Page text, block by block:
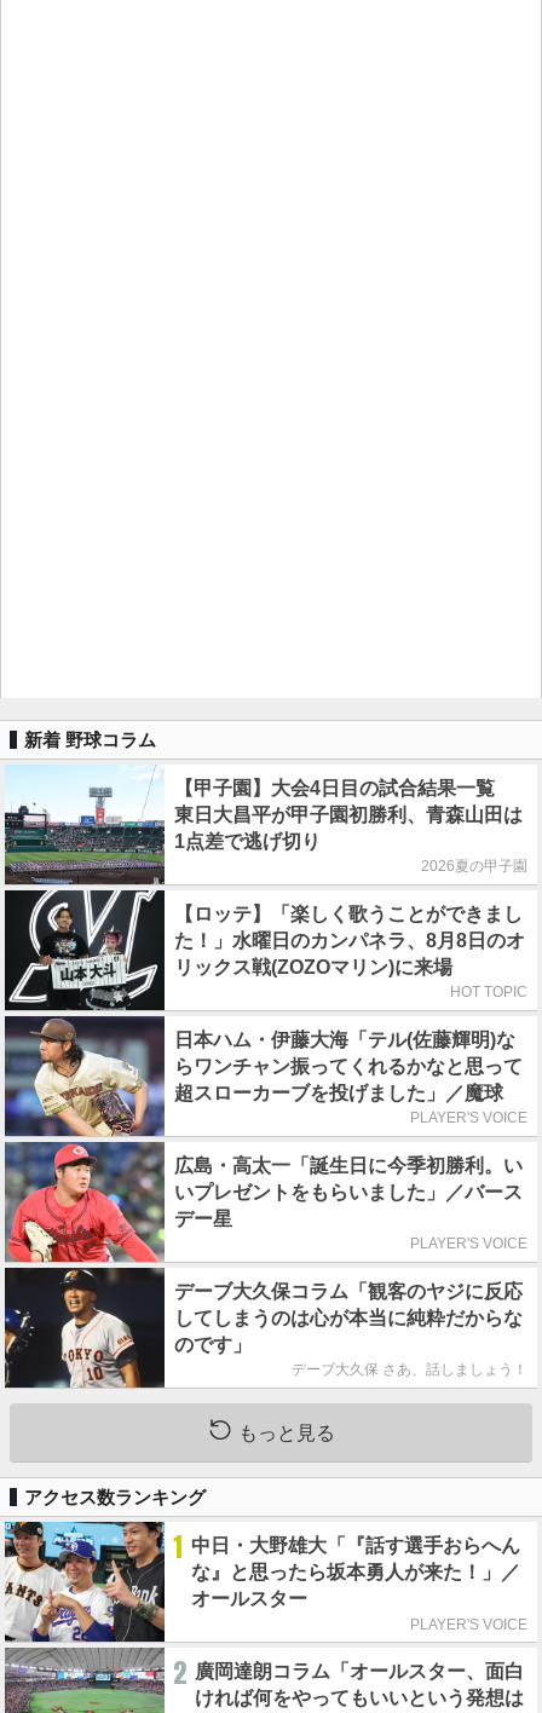
新着 野球コラム
【甲子園】大会4日目の試合結果一覧
東日大昌平が甲子園初勝利、青森山田は
1点差で逃げ切り
2026夏の甲子園
【ロッテ】「楽しく歌うことができまし
た！」水曜日のカンパネラ、8月8日のオ
リックス戦(ZOZOマリン)に来場
HOT TOPIC
日本ハム・伊藤大海「テル(佐藤輝明)な
らワンチャン振ってくれるかなと思って
超スローカーブを投げました」／魔球
PLAYER'S VOICE
広島・高太一「誕生日に今季初勝利。い
いプレゼントをもらいました」／バース
デー星
PLAYER'S VOICE
デーブ大久保コラム「観客のヤジに反応
してしまうのは心が本当に純粋だからな
のです」
デーブ大久保 さあ、話しましょう！
もっと見る
アクセス数ランキング
1 中日・大野雄大「『話す選手おらへん
な』と思ったら坂本勇人が来た！」／
オールスター
PLAYER'S VOICE
2 廣岡達朗コラム「オールスター、面白
ければ何をやってもいいという発想は